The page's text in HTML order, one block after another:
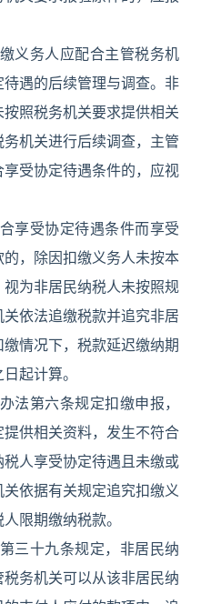
义务人应配合主管税务机
遇的后续管理与调查。非
照税务机关要求提供相关
机关进行后续调查，主管
受协定待遇条件的，应视
享受协定待遇条件而享受
，除因扣缴义务人未按本
为非居民纳税人未按照规
依法追缴税款并追究非居
情况下，税款延迟缴纳期
起计算。
法第六条规定扣缴申报，
供相关资料，发生不符合
人享受协定待遇且未缴或
依据有关规定追究扣缴义
限期缴纳税款。
三十九条规定，非居民纳
务机关可以从该非居民纳